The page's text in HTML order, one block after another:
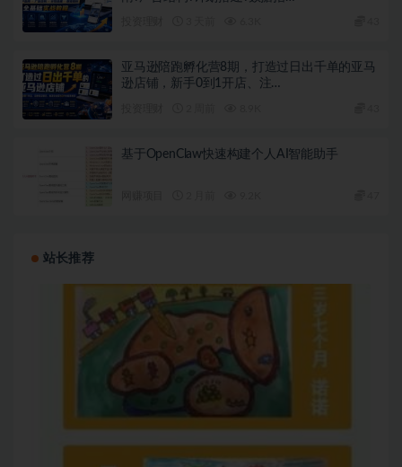
亚马逊陪跑孵化营8期，打造过日出千单的亚马
逊店铺，新手0到1开店、注…
基于OpenClaw快速构建个人AI智能助手
站长推荐